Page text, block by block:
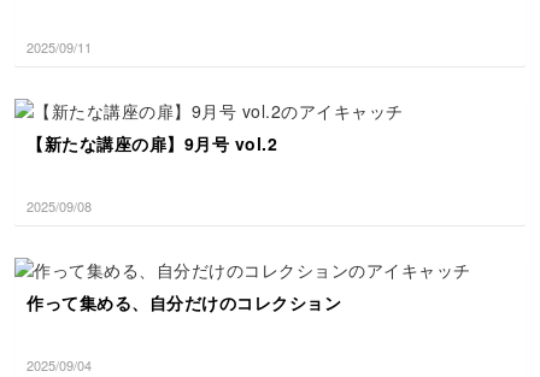
2025/09/11
【新たな講座の扉】9月号 vol.2
2025/09/08
作って集める、自分だけのコレクション
2025/09/04